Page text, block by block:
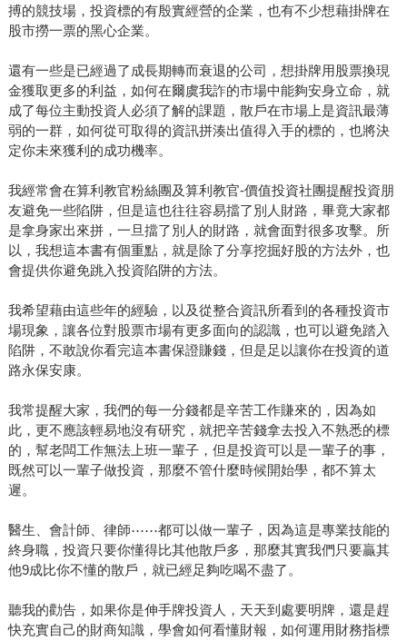
搏的競技場，投資標的有殷實經營的企業，也有不少想藉掛牌在
股市撈一票的黑心企業。
還有一些是已經過了成長期轉而衰退的公司，想掛牌用股票換現
金獲取更多的利益，如何在爾虞我詐的市場中能夠安身立命，就
成了每位主動投資人必須了解的課題，散戶在市場上是資訊最薄
弱的一群，如何從可取得的資訊拼湊出值得入手的標的，也將決
定你未來獲利的成功機率。
我經常會在算利教官粉絲團及算利教官-價值投資社團提醒投資朋
友避免一些陷阱，但是這也往往容易擋了別人財路，畢竟大家都
是拿身家出來拼，一旦擋了別人的財路，就會面對很多攻擊。所
以，我想這本書有個重點，就是除了分享挖掘好股的方法外，也
會提供你避免跳入投資陷阱的方法。
我希望藉由這些年的經驗，以及從整合資訊所看到的各種投資市
場現象，讓各位對股票市場有更多面向的認識，也可以避免踏入
陷阱，不敢說你看完這本書保證賺錢，但是足以讓你在投資的道
路永保安康。
我常提醒大家，我們的每一分錢都是辛苦工作賺來的，因為如
此，更不應該輕易地沒有研究，就把辛苦錢拿去投入不熟悉的標
的，幫老闆工作無法上班一輩子，但是投資可以是一輩子的事，
既然可以一輩子做投資，那麼不管什麼時候開始學，都不算太
遲。
醫生、會計師、律師⋯⋯都可以做一輩子，因為這是專業技能的
終身職，投資只要你懂得比其他散戶多，那麼其實我們只要贏其
他9成比你不懂的散戶，就已經足夠吃喝不盡了。
聽我的勸告，如果你是伸手牌投資人，天天到處要明牌，還是趕
快充實自己的財商知識，學會如何看懂財報，如何運用財務指標